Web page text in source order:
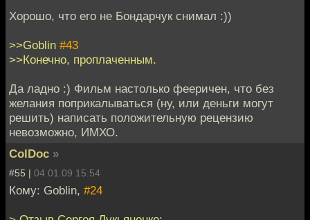
Хорошо, что его не Бондарчук снимал :))
>>Goblin #43
>>Конечно, проплаченным.
Да ладно :) Фильм настолько фееричен, что без
желания поприкалываться (ну, или деньги могут
решить) написать положительную рецензию
невозможно, ИМХО.
ColDoc »
#55 | 04.01.09 15:54
Кому: Goblin, #24